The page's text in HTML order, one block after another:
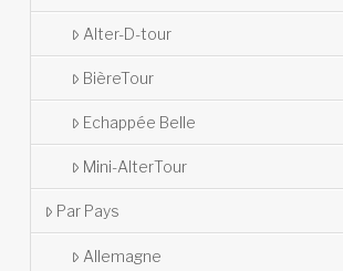
Alter-D-tour
BièreTour
Echappée Belle
Mini-AlterTour
Par Pays
Allemagne